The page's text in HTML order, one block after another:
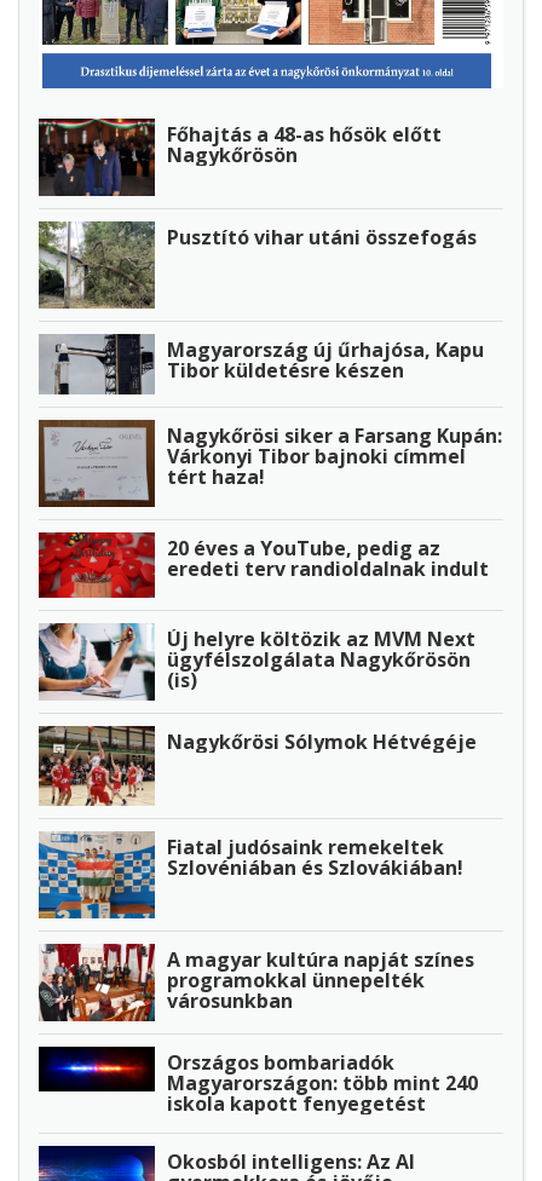
Főhajtás a 48-as hősök előtt
Nagykőrösön
Pusztító vihar utáni összefogás
Magyarország új űrhajósa, Kapu
Tibor küldetésre készen
Nagykőrösi siker a Farsang Kupán:
Várkonyi Tibor bajnoki címmel
tért haza!
20 éves a YouTube, pedig az
eredeti terv randioldalnak indult
Új helyre költözik az MVM Next
ügyfélszolgálata Nagykőrösön
(is)
Nagykőrösi Sólymok Hétvégéje
Fiatal judósaink remekeltek
Szlovéniában és Szlovákiában!
A magyar kultúra napját színes
programokkal ünnepelték
városunkban
Országos bombariadók
Magyarországon: több mint 240
iskola kapott fenyegetést
Okosból intelligens: Az AI